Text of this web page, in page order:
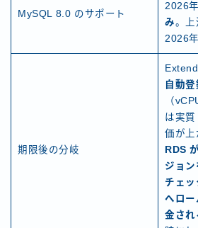
MySQL 8.0 のサポート
2026
み。
2026
期限後の分岐
自動
（
は実
価が上
RDS
ジョ
チェ
へロー
金され